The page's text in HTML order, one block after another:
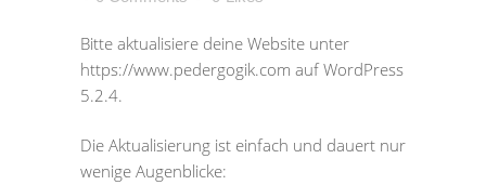
Bitte aktualisiere deine Website unter
https://www.pedergogik.com auf WordPress
5.2.4.
Die Aktualisierung ist einfach und dauert nur
wenige Augenblicke: